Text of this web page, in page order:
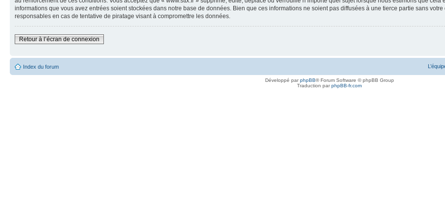
informations que vous avez entrées soient stockées dans notre base de données. Bien que ces informations ne soient pas diffusées à une tierce partie sans
responsables en cas de tentative de piratage visant à compromettre les données.
Retour à l’écran de connexion
Index du forum
Développé parphpBB® Forum Software © phpBB Group
Traduction parphpBB-fr.com